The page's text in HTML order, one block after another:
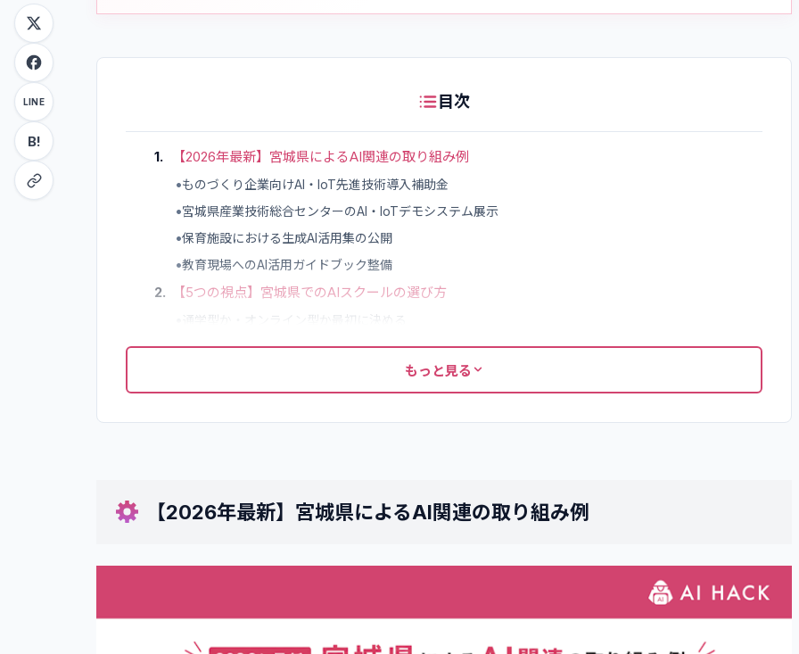
LINE
B!
目次
1. 【2026年最新】宮城県によるAI関連の取り組み例
•ものづくり企業向けAI・IoT先進技術導入補助金
•宮城県産業技術総合センターのAI・IoTデモシステム展示
•保育施設における生成AI活用集の公開
•教育現場へのAI活用ガイドブック整備
2. 【5つの視点】宮城県でのAIスクールの選び方
通学型か・オンライン型か最初に決める
•目的に合ったコースを選ぶ
補助金・給付金の対象講座かどうかを確認する
•
•サポート体制の手厚さを見る
•ヒューマンアカデミー
•AI Academy
•SHIFT AI
デジハク
もっと見る
【2026年最新】宮城県によるAI関連の取り組み例